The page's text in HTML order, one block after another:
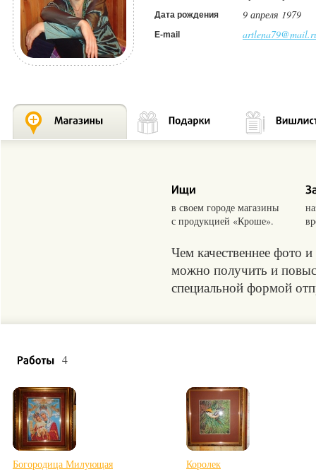
Дата рождения 9 апреля 1979
E-mail
в своем городе магазины
с продукцией «Кроше».
Чем качественнее фото
можно получить и
специальной формой
4
Богородица Милующая Королек